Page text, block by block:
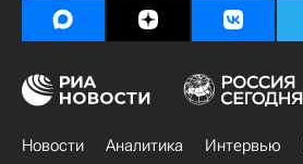
Новости Аналитика Интервью